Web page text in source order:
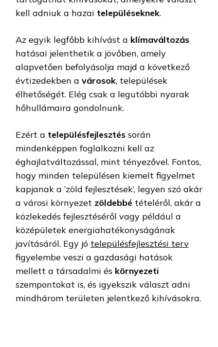
kell adniuk a hazai településeknek.
Az egyik legfőbb kihívást a klímaváltozás
hatásai jelenthetik a jövőben, amely
alapvetően befolyásolja majd a következő
évtizedekben a városok, települések
élhetőségét. Elég csak a legutóbbi nyarak
hőhullámaira gondolnunk.
Ezért a településfejlesztés során
mindenképpen foglalkozni kell az
éghajlatváltozással, mint tényezővel. Fontos,
hogy minden településen kiemelt figyelmet
kapjanak a ’zöld fejlesztések’, legyen szó akár
a városi környezet zöldebbé tételéről, akár a
közlekedés fejlesztéséről vagy például a
középületek energiahatékonyságának
javításáról. Egy jó településfejlesztési terv
figyelembe veszi a gazdasági hatások
mellett a társadalmi és környezeti
szempontokat is, és igyekszik választ adni
mindhárom területen jelentkező kihívásokra.